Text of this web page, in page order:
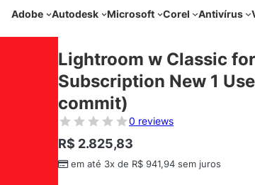
Adobe Autodesk Microsoft Corel Antivírus
Lightroom w Classic
Subscription New 1
commit)
0 reviews
R$ 2.825,83
em até 3x de R$ 941,94 sem juros